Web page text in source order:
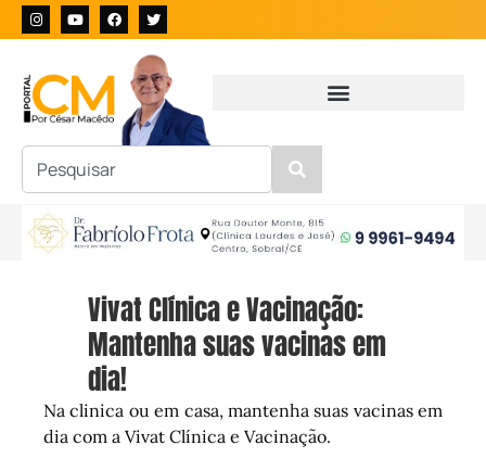
Vivat Clínica e Vacinação:
Mantenha suas vacinas em
dia!
Na clinica ou em casa, mantenha suas vacinas em
dia com a Vivat Clínica e Vacinação.